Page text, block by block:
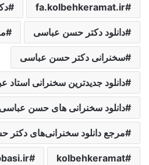
fa.kolbehkeramat.ir
دانلود دکتر حسن عباسی
سخنرانی دکتر حسن عباسی
دانلود جدیدترین سخنرانی استاد
دانلود سخنرانی های حسن عباسی
مرجع دانلود سخنرانی‌های
kolbehkeramat